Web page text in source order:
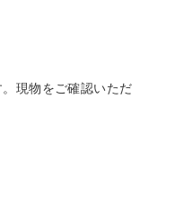
現物をご確認いただ